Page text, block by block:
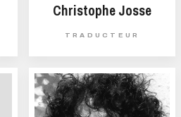
Christophe Josse
TRADUCTEUR